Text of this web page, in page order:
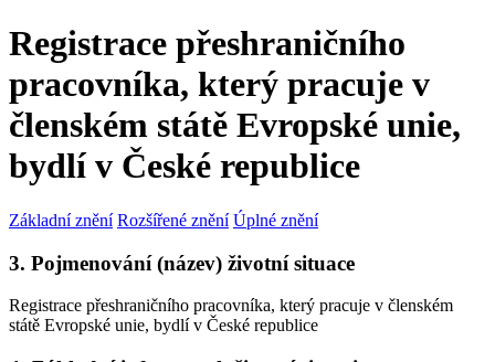
Registrace přeshraničního
pracovníka, který pracuje v
členském státě Evropské unie,
bydlí v České republice
Základní znění Rozšířené znění Úplné znění
3. Pojmenování (název) životní situace
Registrace přeshraničního pracovníka, který pracuje v členském
státě Evropské unie, bydlí v České republice